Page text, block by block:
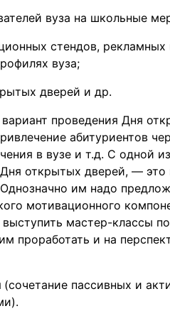
вуза на школьные
стендов, рекламных
вуза;
дверей и др.
проведения Дня
абитуриентов
в вузе и т.д. С одной
открытых дверей, —
им надо
мотивационного
выступить мастер-классы
проработать и на
(сочетание пассивных и